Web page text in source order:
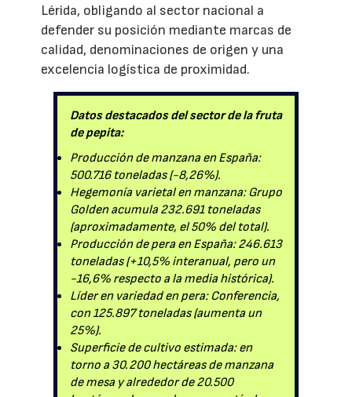
Lérida, obligando al sector nacional a
defender su posición mediante marcas de
calidad, denominaciones de origen y una
excelencia logística de proximidad.
Datos destacados del sector de la fruta
de pepita:
Producción de manzana en España:
500.716 toneladas (-8,26%).
Hegemonía varietal en manzana: Grupo
Golden acumula 232.691 toneladas
(aproximadamente, el 50% del total).
Producción de pera en España: 246.613
toneladas (+10,5% interanual, pero un
-16,6% respecto a la media histórica).
Líder en variedad en pera: Conferencia,
con 125.897 toneladas (aumenta un
25%).
Superficie de cultivo estimada: en
torno a 30.200 hectáreas de manzana
de mesa y alrededor de 20.500